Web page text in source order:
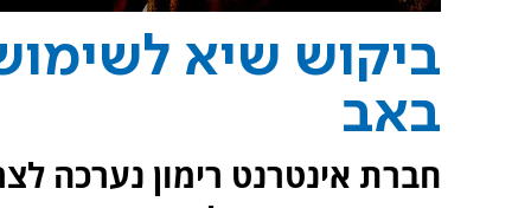
ביקוש שיא
באב
חברת אינטרנט רימון נערכה